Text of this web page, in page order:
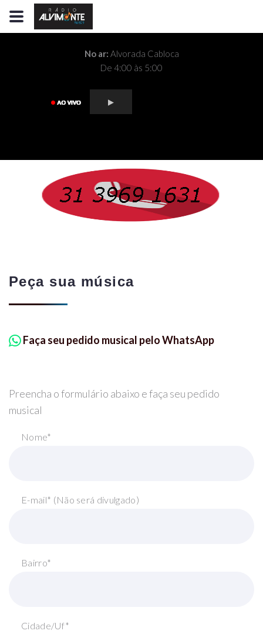
No ar: Alvorada Cabloca
De 4:00 às 5:00
Peça sua música
Faça seu pedido musical pelo WhatsApp
Preencha o formulário abaixo e faça seu pedido
musical
Nome*
E-mail* (Não será divulgado)
Bairro*
Cidade/Uf*